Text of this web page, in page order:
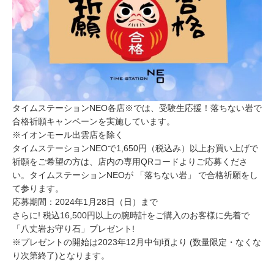
タイムステーションNEO各店※では、受験生応援！落ちない岩で
合格祈願キャンペーンを実施しています。
※イオンモール出雲店を除く
タイムステーションNEOで1,650円（税込み）以上お買い上げで
祈願をご希望の方は、店内の専用QRコードよりご応募くださ
い。タイムステーションNEOが 「落ちない岩」 で合格祈願をし
て参ります。
応募期間：2024年1月28日（日）まで
さらに! 税込16,500円以上の腕時計をご購入のお客様に先着で
「八丈岩お守り石」プレゼント!
※プレゼントの開始は2023年12月中旬頃より (数量限定・なくな
り次第終了)となります。